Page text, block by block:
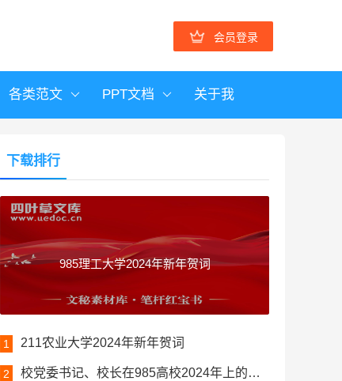
会员登录
各类范文 PPT文档 关于我
下载排行
985理工大学2024年新年贺词
1 211农业大学2024年新年贺词
2 校党委书记、校长在985高校2024年上的新年贺词